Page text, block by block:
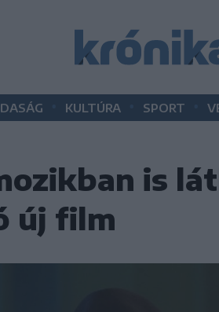
KULTÚRA SPORT
is
új film